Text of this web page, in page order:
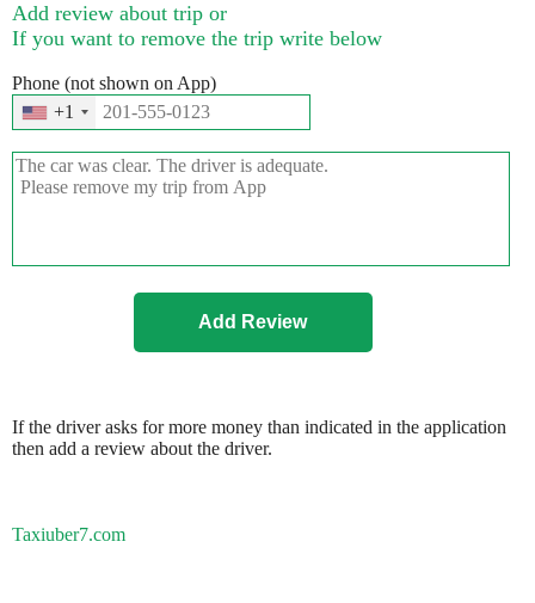
Add review about trip or
If you want to remove the trip write below
Phone (not shown on App)
+1
If the driver asks for more money than indicated in the application
then add a review about the driver.
Taxiuber7.com